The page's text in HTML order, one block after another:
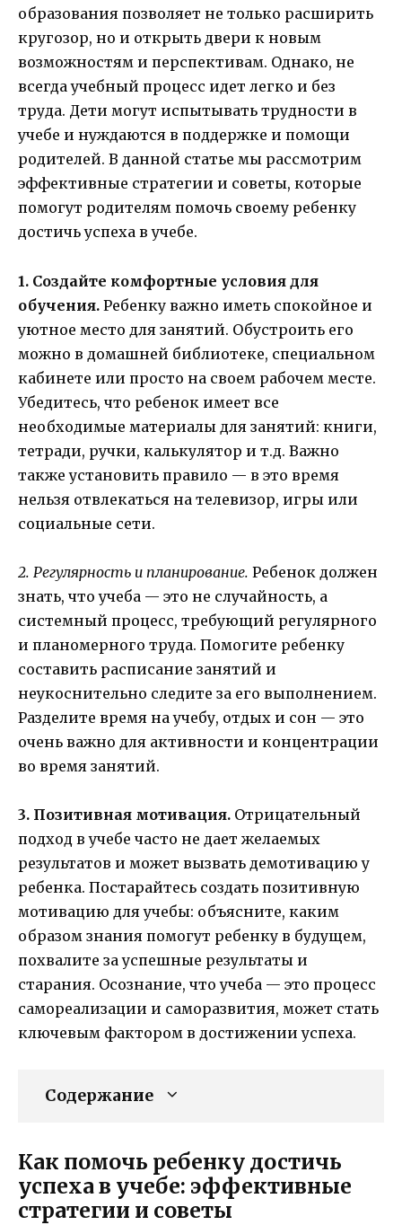
образования позволяет не только расширить
кругозор, но и открыть двери к новым
возможностям и перспективам. Однако, не
всегда учебный процесс идет легко и без
труда. Дети могут испытывать трудности в
учебе и нуждаются в поддержке и помощи
родителей. В данной статье мы рассмотрим
эффективные стратегии и советы, которые
помогут родителям помочь своему ребенку
достичь успеха в учебе.
1. Создайте комфортные условия для
обучения. Ребенку важно иметь спокойное и
уютное место для занятий. Обустроить его
можно в домашней библиотеке, специальном
кабинете или просто на своем рабочем месте.
Убедитесь, что ребенок имеет все
необходимые материалы для занятий: книги,
тетради, ручки, калькулятор и т.д. Важно
также установить правило — в это время
нельзя отвлекаться на телевизор, игры или
социальные сети.
2. Регулярность и планирование. Ребенок должен
знать, что учеба — это не случайность, а
системный процесс, требующий регулярного
и планомерного труда. Помогите ребенку
составить расписание занятий и
неукоснительно следите за его выполнением.
Разделите время на учебу, отдых и сон — это
очень важно для активности и концентрации
во время занятий.
3. Позитивная мотивация. Отрицательный
подход в учебе часто не дает желаемых
результатов и может вызвать демотивацию у
ребенка. Постарайтесь создать позитивную
мотивацию для учебы: объясните, каким
образом знания помогут ребенку в будущем,
похвалите за успешные результаты и
старания. Осознание, что учеба — это процесс
самореализации и саморазвития, может стать
ключевым фактором в достижении успеха.
Содержание
Как помочь ребенку достичь
успеха в учебе: эффективные
стратегии и советы